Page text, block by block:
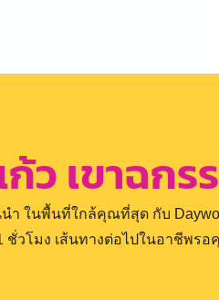
ว เขาฉกร
ำ ในพื้นที่ใกล้คุณที่สุด กับ
ชั่วโมง เส้นทางต่อไปในอาชีพร